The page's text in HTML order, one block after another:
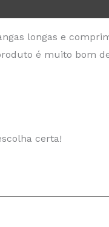
longas e
é muito bom
certa!